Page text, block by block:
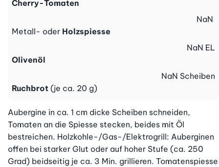
Cherry-Tomaten
Metall- oder Holzspiesse
NaN
Olivenöl
NaN EL
Ruchbrot (je ca. 20 g)
NaN Scheiben
Aubergine in ca. 1 cm dicke Scheiben schneiden,
Tomaten an die Spiesse stecken, beides mit Öl
bestreichen. Holzkohle-/Gas-/Elektrogrill: Auberginen
offen bei starker Glut oder auf hoher Stufe (ca. 250
Grad) beidseitig je ca. 3 Min. grillieren. Tomatenspiesse